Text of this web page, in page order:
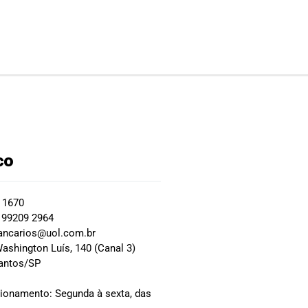
2964
Luís, 140 (Canal 3)
SP
Segunda à sexta, das